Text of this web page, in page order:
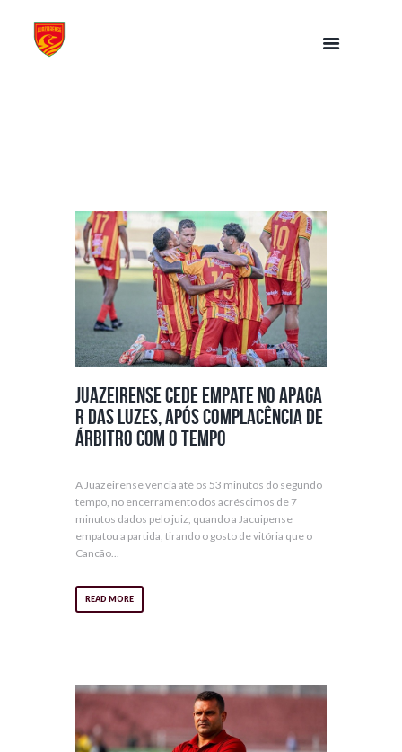
Juazeirense cede empate no apaga
r das luzes, após complacência de
árbitro com o tempo
A Juazeirense vencia até os 53 minutos do segundo
tempo, no encerramento dos acréscimos de 7
minutos dados pelo juiz, quando a Jacuipense
empatou a partida, tirando o gosto de vitória que o
Cancão...
READ MORE